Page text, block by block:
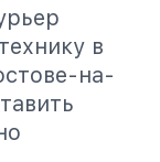
в
на-